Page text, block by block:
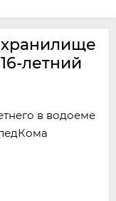
летний
в водоеме